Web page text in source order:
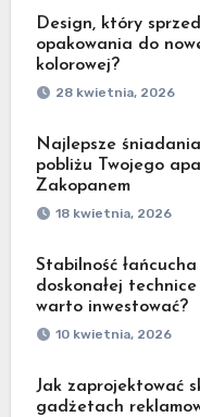
Design, który
opakowania do
kolorowej?
28 kwietnia, 2026
Najlepsze
pobliżu Twojego
Zakopanem
18 kwietnia, 2026
Stabilność
doskonałej
warto inwestować?
10 kwietnia, 2026
Jak zaprojektować
gadżetach